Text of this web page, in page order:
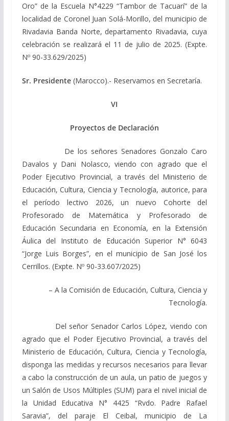
Oro” de la Escuela N°4229 “Tambor de Tacuarí” de la
localidad de Coronel Juan Solá-Morillo, del municipio de
Rivadavia Banda Norte, departamento Rivadavia, cuya
celebración se realizará el 11 de julio de 2025. (Expte.
Nº 90-33.629/2025)
Sr. Presidente(Marocco).- Reservamos en Secretaría.
VI
Proyectos de Declaración
De los señores Senadores Gonzalo Caro
Davalos y Dani Nolasco, viendo con agrado que el
Poder Ejecutivo Provincial, a través del Ministerio de
Educación, Cultura, Ciencia y Tecnología, autorice, para
el período lectivo 2026, un nuevo Cohorte del
Profesorado de Matemática y Profesorado de
Educación Secundaria en Economía, en la Extensión
Áulica del Instituto de Educación Superior N° 6043
“Jorge Luis Borges”, en el municipio de San José los
Cerrillos. (Expte. Nº 90-33.607/2025)
– A la Comisión de Educación, Cultura, Ciencia y
Tecnología.
Del señor Senador Carlos López, viendo con
agrado que el Poder Ejecutivo Provincial, a través del
Ministerio de Educación, Cultura, Ciencia y Tecnología,
disponga las medidas y recursos necesarios para llevar
a cabo la construcción de un aula, un patio de juegos y
un Salón de Usos Múltiples (SUM) para el nivel inicial de
la Unidad Educativa N° 4425 “Rvdo. Padre Rafael
Saravia”, del paraje El Ceibal, municipio de La